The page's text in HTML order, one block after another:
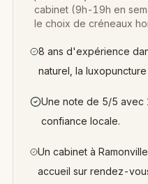
cabinet (9h-19h en
le choix de créneaux
8 ans d'expérience
naturel, la
Une note de 5/5 avec
confiance locale.
Un cabinet à
accueil sur rendez-